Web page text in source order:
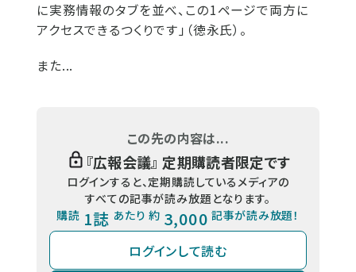
に実務情報のタブを並べ、この1ページで両方に
アクセスできるつくりです」（徳永氏）。
また...
この先の内容は...
『広報会議』 定期購読者限定です
ログインすると、定期購読しているメディアの
すべての記事が読み放題となります。
購読 1誌 あたり 約 3,000 記事が読み放題！
ログインして読む